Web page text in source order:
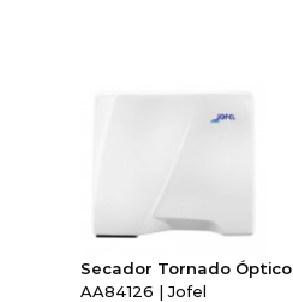
Secador Tornado Óptico
AA84126 | Jofel